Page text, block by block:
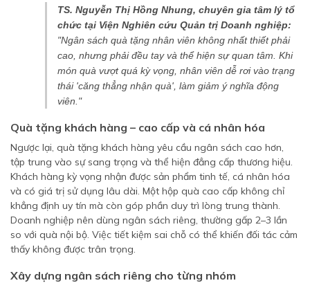
TS. Nguyễn Thị Hồng Nhung, chuyên gia tâm lý tổ
chức tại Viện Nghiên cứu Quản trị Doanh nghiệp:
"Ngân sách quà tặng nhân viên không nhất thiết phải
cao, nhưng phải đều tay và thể hiện sự quan tâm. Khi
món quà vượt quá kỳ vọng, nhân viên dễ rơi vào trạng
thái 'căng thẳng nhận quà', làm giảm ý nghĩa động
viên."
Quà tặng khách hàng – cao cấp và cá nhân hóa
Ngược lại, quà tặng khách hàng yêu cầu ngân sách cao hơn,
tập trung vào sự sang trọng và thể hiện đẳng cấp thương hiệu.
Khách hàng kỳ vọng nhận được sản phẩm tinh tế, cá nhân hóa
và có giá trị sử dụng lâu dài. Một hộp quà cao cấp không chỉ
khẳng định uy tín mà còn góp phần duy trì lòng trung thành.
Doanh nghiệp nên dùng ngân sách riêng, thường gấp 2–3 lần
so với quà nội bộ. Việc tiết kiệm sai chỗ có thể khiến đối tác cảm
thấy không được trân trọng.
Xây dựng ngân sách riêng cho từng nhóm